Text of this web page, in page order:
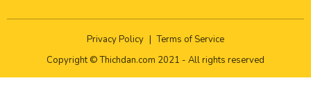
Privacy Policy | Terms of Service
Copyright © Thichdan.com 2021 - All rights reserved